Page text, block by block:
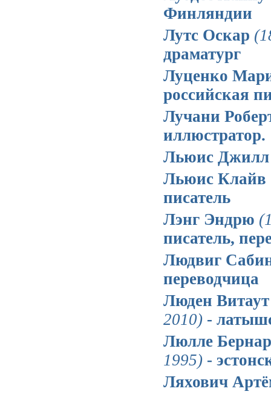
Финляндии
Лутс Оскар
драматург
Луценко
российская
Лучани
иллюстратор.
Льюис Джилл
Льюис Клайв
писатель
Лэнг Эндрю
писатель,
Людвиг
переводчица
Люден
2010) -
Люлле
1995) -
Ляхович